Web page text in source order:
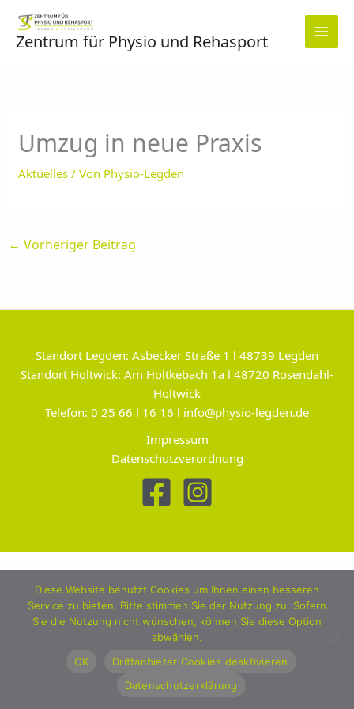
Inhalt
springen
Zentrum für Physio und Rehasport
Umzug in neue Praxis
Aktuelles / Von Physio-Legden
← Vorheriger Beitrag
Standort Legden: Asbecker Straße 1 l 48739 Legden
Standort Holtwick: Am Holtkebach 1a l 48720 Rosendahl-
Holtwick
Telefon: 0 25 66 l 16 16 l info@physio-legden.de
Impressum
Datenschutzverordnung
Diese Website benutzt Cookies um Ihnen einen besseren
Service zu bieten. Bitte stimmen Sie der Nutzung zu. Sofern
Sie die Nutzung nicht wünschen, können Sie diese Option
abwählen.
OK
Drittanbieter Cookies deaktivieren
Datenschutzerklärung